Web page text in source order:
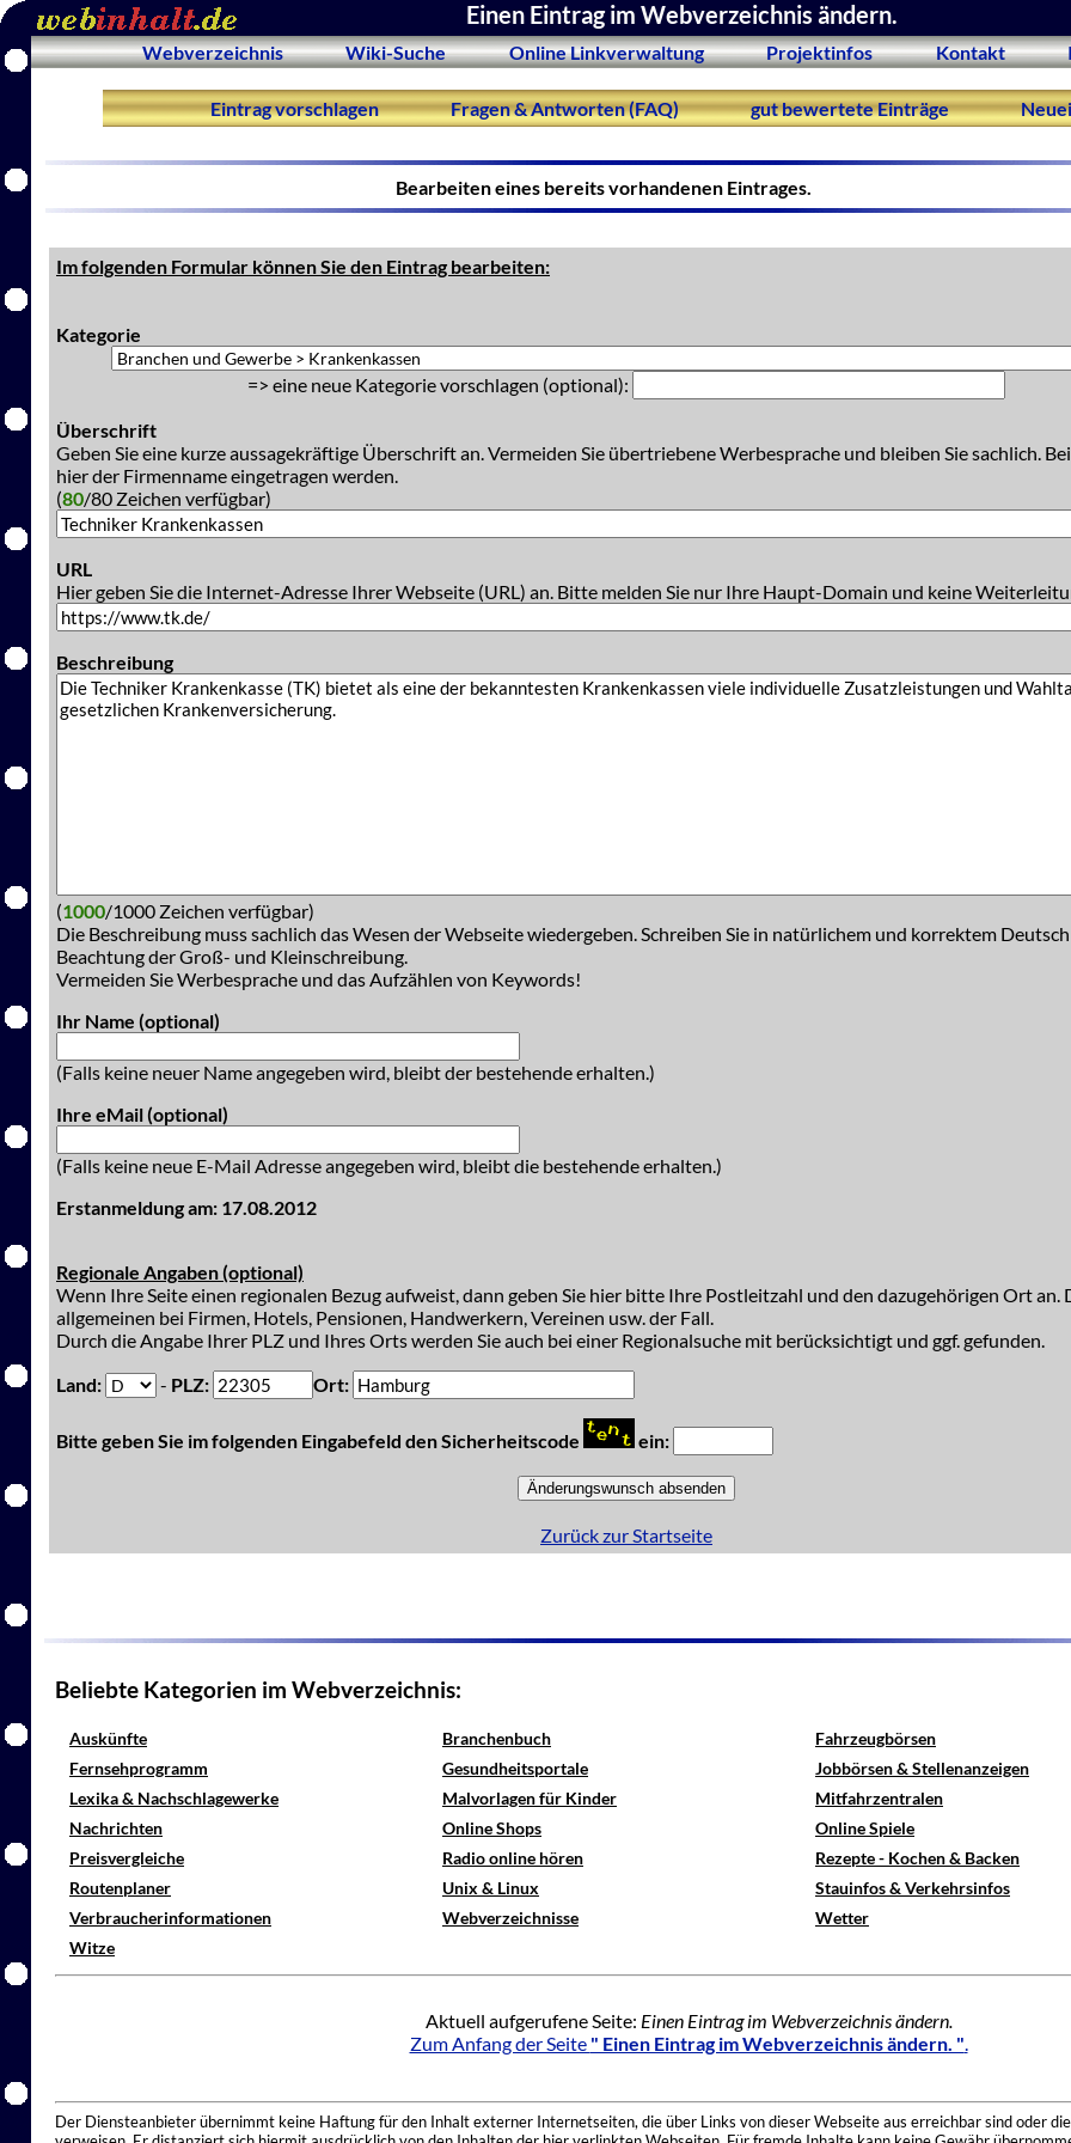
Einen Eintrag im Webverzeichnis ändern.
Webverzeichnis Wiki-Suche Online Linkverwaltung Projektinfos Kontakt
Eintrag vorschlagen Fragen & Antworten (FAQ) gut bewertete Einträge
Bearbeiten eines bereits vorhandenen Eintrages.
Im folgenden Formular können Sie den Eintrag bearbeiten:
Kategorie
=> eine neue Kategorie vorschlagen (optional):
Überschrift
Geben Sie eine kurze aussagekräftige Überschrift an. Vermeiden Sie übertriebene Werbesprache und bleiben Sie sachlich.
hier der Firmenname eingetragen werden.
(80/80 Zeichen verfügbar)
URL
Hier geben Sie die Internet-Adresse Ihrer Webseite (URL) an. Bitte melden Sie nur Ihre Haupt-Domain und keine
Beschreibung
(1000/1000 Zeichen verfügbar)
Die Beschreibung muss sachlich das Wesen der Webseite wiedergeben. Schreiben Sie in natürlichem und korrektem
Beachtung der Groß- und Kleinschreibung.
Vermeiden Sie Werbesprache und das Aufzählen von Keywords!
Ihr Name (optional)
(Falls keine neuer Name angegeben wird, bleibt der bestehende erhalten.)
Ihre eMail (optional)
(Falls keine neue E-Mail Adresse angegeben wird, bleibt die bestehende erhalten.)
Erstanmeldung am: 17.08.2012
Regionale Angaben (optional)
Wenn Ihre Seite einen regionalen Bezug aufweist, dann geben Sie hier bitte Ihre Postleitzahl und den dazugehörigen Ort an.
allgemeinen bei Firmen, Hotels, Pensionen, Handwerkern, Vereinen usw. der Fall.
Durch die Angabe Ihrer PLZ und Ihres Orts werden Sie auch bei einer Regionalsuche mit berücksichtigt und ggf. gefunden.
Land:
- PLZ: Ort:
Bitte geben Sie im folgenden Eingabefeld den Sicherheitscode ein:
Zurück zur Startseite
Beliebte Kategorien im Webverzeichnis:
Auskünfte Branchenbuch
Fahrzeugbörsen
Fernsehprogramm
Gesundheitsportale
Jobbörsen & Stellenanzeigen
Lexika & Nachschlagewerke
Malvorlagen für Kinder
Mitfahrzentralen
Nachrichten
Online Shops
Online Spiele
Preisvergleiche
Radio online hören
Rezepte - Kochen & Backen
Routenplaner
Unix & Linux
Stauinfos & Verkehrsinfos
Verbraucherinformationen
Webverzeichnisse
Wetter
Witze
Aktuell aufgerufene Seite: Einen Eintrag im Webverzeichnis ändern.
Zum Anfang der Seite " Einen Eintrag im Webverzeichnis ändern. ".
Der Diensteanbieter übernimmt keine Haftung für den Inhalt externer Internetseiten, die über Links von dieser Webseite aus erreichbar sind oder